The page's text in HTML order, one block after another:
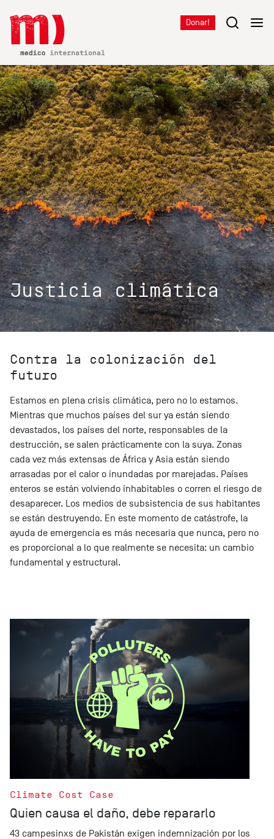
Donar!
Justicia climática
Contra la colonización del
futuro
Estamos en plena crisis climática, pero no lo estamos.
Mientras que muchos países del sur ya están siendo
devastados, los países del norte, responsables de la
destrucción, se salen prácticamente con la suya. Zonas
cada vez más extensas de África y Asia están siendo
arrasadas por el calor o inundadas por marejadas. Países
enteros se están volviendo inhabitables o corren el riesgo de
desaparecer. Los medios de subsistencia de sus habitantes
se están destruyendo. En este momento de catástrofe, la
ayuda de emergencia es más necesaria que nunca, pero no
es proporcional a lo que realmente se necesita: un cambio
fundamental y estructural.
Climate Cost Case
Quien causa el daño, debe repararlo
43 campesinxs de Pakistán exigen indemnización por los